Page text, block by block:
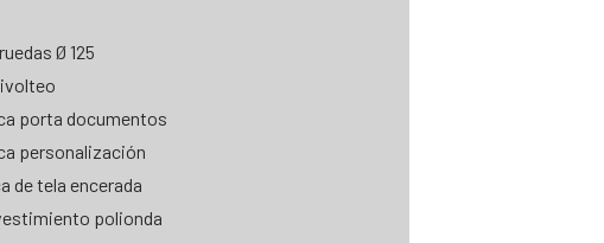
Ø 125
porta documentos
personalización
de tela encerada
polionda